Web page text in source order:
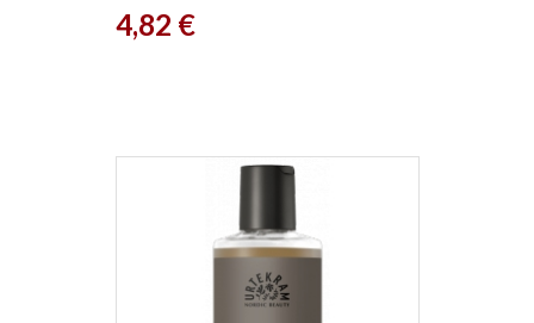
Prix
4,82 €